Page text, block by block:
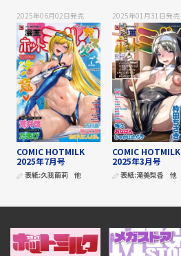
2025年06月02日発売
COMIC HOTMILK
2025年7月号
表紙:久我繭莉 他
2025年01月31日発売
COMIC HOTMILK
2025年3月号
表紙:滝美梨香 他